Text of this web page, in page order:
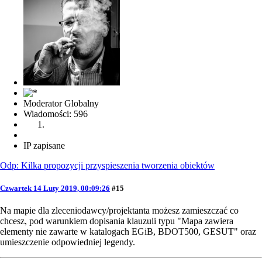
Moderator Globalny
Wiadomości: 596
IP zapisane
Odp: Kilka propozycji przyspieszenia tworzenia obiektów
Czwartek 14 Luty 2019, 00:09:26 #15
Na mapie dla zleceniodawcy/projektanta możesz zamieszczać co
chcesz, pod warunkiem dopisania klauzuli typu "Mapa zawiera
elementy nie zawarte w katalogach EGiB, BDOT500, GESUT" oraz
umieszczenie odpowiedniej legendy.